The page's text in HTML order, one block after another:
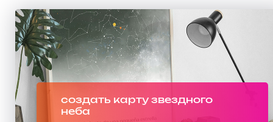
создать карту звездного
неба